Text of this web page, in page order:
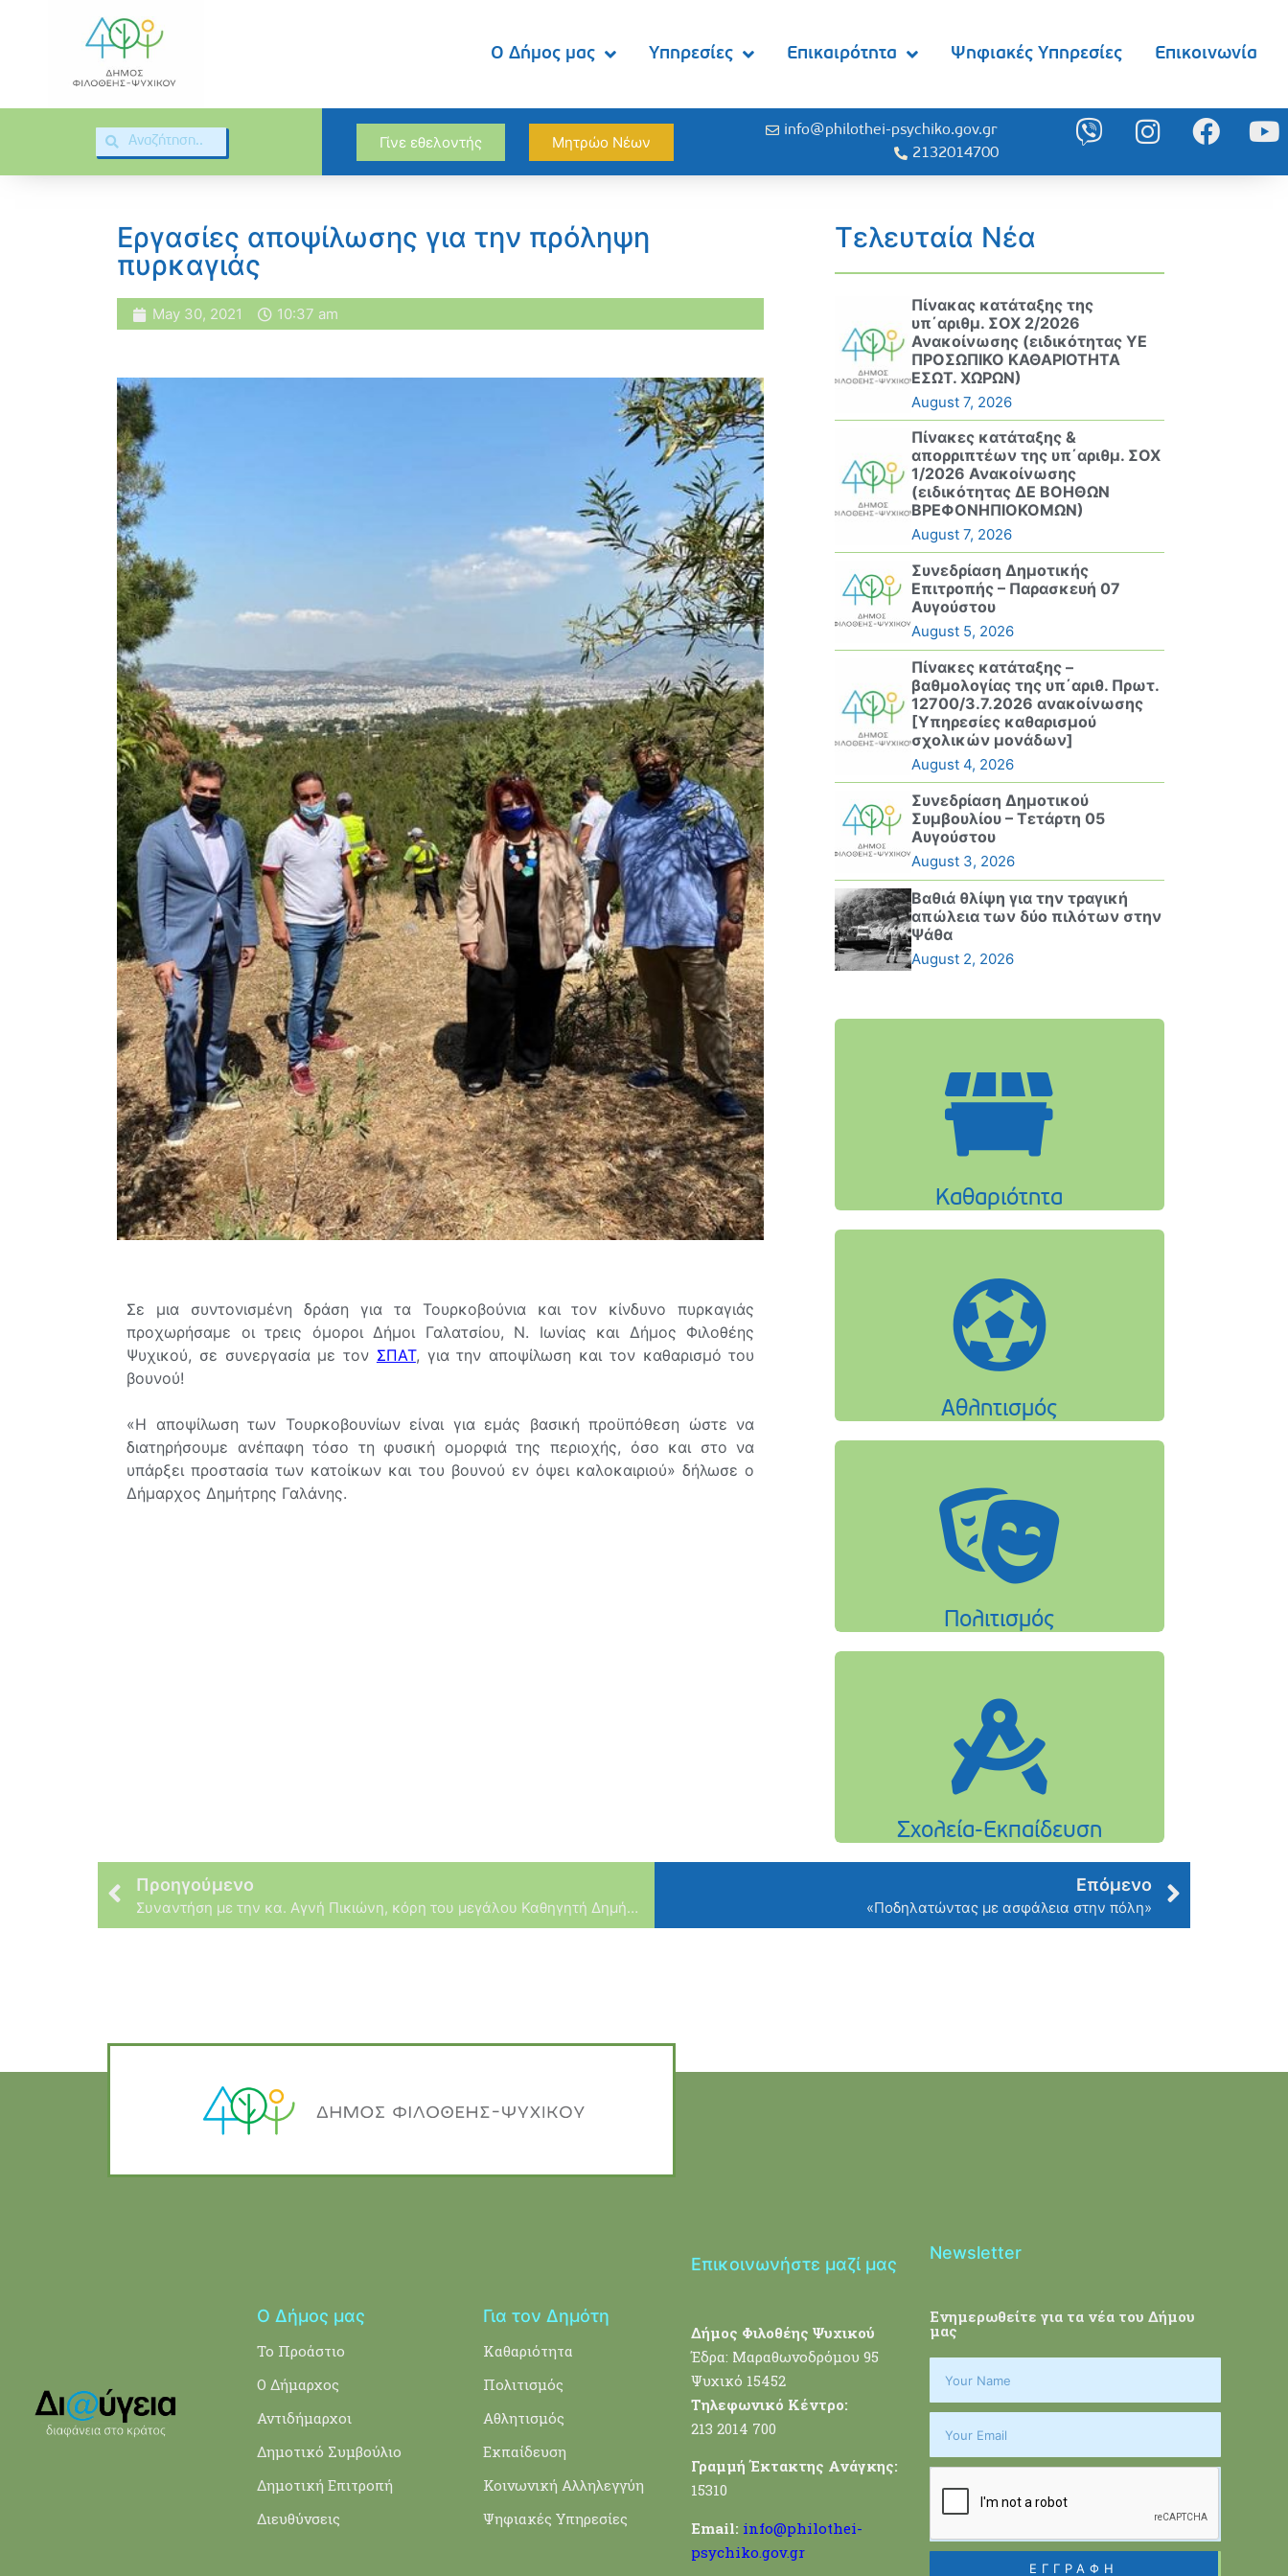
Ο Δήμος μας Υπηρεσίες Επικαιρότητα Ψηφιακές Υπηρεσίες Επικοινωνία
Γίνε εθελοντής Μητρώο Νέων
info@philothei-psychiko.gov.gr
2132014700
Εργασίες αποψίλωσης για την πρόληψη
πυρκαγιάς
May 30, 2021 10:37 am
Σε μια συντονισμένη δράση για τα Τουρκοβούνια και τον κίνδυνο πυρκαγιάς
προχωρήσαμε οι τρεις όμοροι Δήμοι Γαλατσίου, Ν. Ιωνίας και Δήμος Φιλοθέης
Ψυχικού, σε συνεργασία με τον ΣΠΑΤ, για την αποψίλωση και τον καθαρισμό του
βουνού!
«Η αποψίλωση των Τουρκοβουνίων είναι για εμάς βασική προϋπόθεση ώστε να
διατηρήσουμε ανέπαφη τόσο τη φυσική ομορφιά της περιοχής, όσο και στο να
υπάρξει προστασία των κατοίκων και του βουνού εν όψει καλοκαιριού» δήλωσε ο
Δήμαρχος Δημήτρης Γαλάνης.
Τελευταία Νέα
Πίνακας κατάταξης της
υπ΄αριθμ. ΣΟΧ 2/2026
Ανακοίνωσης (ειδικότητας ΥΕ
ΠΡΟΣΩΠΙΚΟ ΚΑΘΑΡΙΟΤΗΤΑ
ΕΣΩΤ. ΧΩΡΩΝ)
August 7, 2026
Πίνακες κατάταξης &
απορριπτέων της υπ΄αριθμ. ΣΟΧ
1/2026 Ανακοίνωσης
(ειδικότητας ΔΕ ΒΟΗΘΩΝ
ΒΡΕΦΟΝΗΠΙΟΚΟΜΩΝ)
August 7, 2026
Συνεδρίαση Δημοτικής
Επιτροπής – Παρασκευή 07
Αυγούστου
August 5, 2026
Πίνακες κατάταξης –
βαθμολογίας της υπ΄αριθ. Πρωτ.
12700/3.7.2026 ανακοίνωσης
[Υπηρεσίες καθαρισμού
σχολικών μονάδων]
August 4, 2026
Συνεδρίαση Δημοτικού
Συμβουλίου – Τετάρτη 05
Αυγούστου
August 3, 2026
Βαθιά θλίψη για την τραγική
απώλεια των δύο πιλότων στην
Ψάθα
August 2, 2026
Προηγούμενο
Συναντήση με την κα. Αγνή Πικιώνη, κόρη του μεγάλου Καθηγητή Δημήτρη Πικιώνη
Επόμενο
«Ποδηλατώντας με ασφάλεια στην πόλη»
Ο Δήμος μας
Το Προάστιο
Ο Δήμαρχος
Αντιδήμαρχοι
Δημοτικό Συμβούλιο
Δημοτική Επιτροπή
Διευθύνσεις
Για τον Δημότη
Καθαριότητα
Πολιτισμός
Αθλητισμός
Εκπαίδευση
Κοινωνική Αλληλεγγύη
Ψηφιακές Υπηρεσίες
Επικοινωνήστε μαζί μας
Δήμος Φιλοθέης Ψυχικού
Έδρα: Μαραθωνοδρόμου 95
Ψυχικό 15452
Τηλεφωνικό Κέντρο:
213 2014 700
Γραμμή Έκτακτης Ανάγκης:
15310
Email: info@philothei-
psychiko.gov.gr
Newsletter
Ενημερωθείτε για τα νέα του Δήμου
μας
ΕΓΓΡΑΦΗ